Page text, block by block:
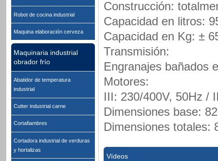
Robot de cocina industrial
Maquina elaboración cerveza
Maquinaria industrial
obrador frío
Abatidor de temperatura
industrial
Cutter industrial carne
Cortafiambres
Cortadora industrial de verduras
y hortalizas
Construcción:
Capacidad en litros:
Capacidad en Kg: ±
Transmisión:
Engranajes bañados
Motores:
III: 230/400V, 50Hz /
Dimensiones base:
Dimensiones totales:
Vídeos